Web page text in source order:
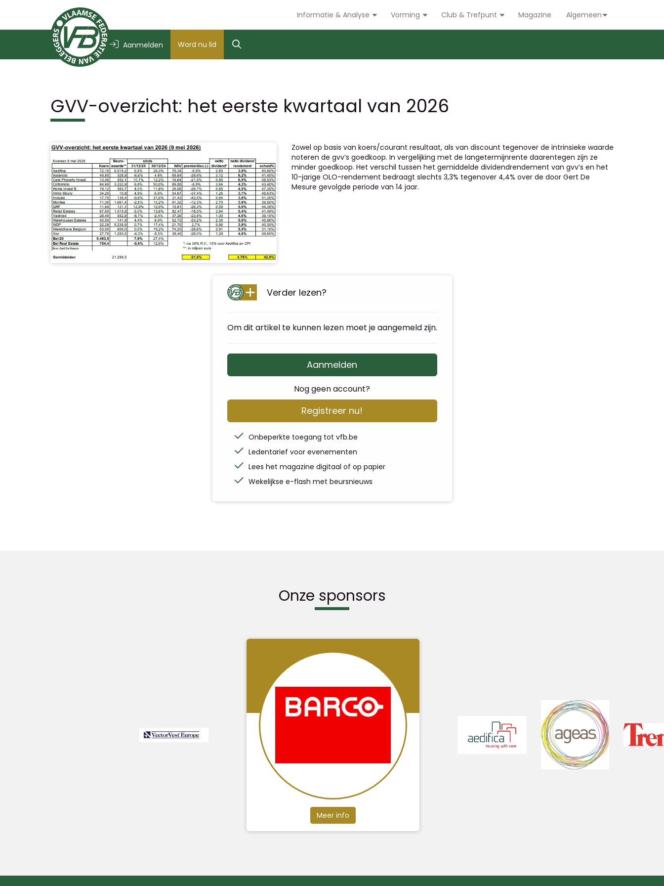
Informatie & Analyse Vorming Club & Trefpunt Magazine Algemeen
Aanmelden Word nu lid
GVV-overzicht: het eerste kwartaal van 2026
Zowel op basis van koers/courant resultaat, als van discount tegenover de intrinsieke waarde
noteren de gvv’s goedkoop. In vergelijking met de langetermijnrente daarentegen zijn ze
minder goedkoop. Het verschil tussen het gemiddelde dividendrendement van gvv’s en het
10-jarige OLO-rendement bedraagt slechts 3,3% tegenover 4,4% over de door Gert De
Mesure gevolgde periode van 14 jaar.
Verder lezen?
Om dit artikel te kunnen lezen moet je aangemeld zijn.
Aanmelden
Nog geen account?
Registreer nu!
Onbeperkte toegang tot vfb.be
Ledentarief voor evenementen
Lees het magazine digitaal of op papier
Wekelijkse e-flash met beursnieuws
Onze sponsors
Meer info